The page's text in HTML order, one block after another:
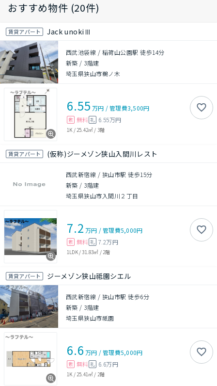
おすすめ物件 (20件)
賃貸アパート Jack unokiⅢ
西武池袋線 / 稲荷山公園駅 徒歩14分
新築 / 3階建
埼玉県狭山市鵜ノ木
6.55 万円 /管理費3,500円
敷 無料 礼 6.55万円
1K / 25.42㎡ / 3階
賃貸アパート (仮称)ジーメゾン狭山入間川レスト
西武新宿線 / 狭山市駅 徒歩15分
新築 / 3階建
埼玉県狭山市入間川２丁目
7.2 万円 /管理費5,000円
敷 無料 礼 7.2万円
1LDK/31.83㎡ / 2階
賃貸アパート ジーメゾン狭山祗園シエル
西武新宿線 / 狭山市駅 徒歩6分
新築 / 3階建
埼玉県狭山市祇園
6.6 万円 /管理費5,000円
敷 無料 礼 6.6万円
1K / 25.41㎡ / 2階